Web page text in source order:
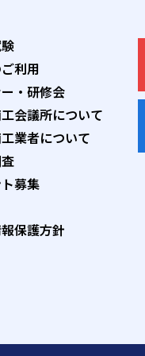
利用
・研修会
会議所について
業者について
募集
保護方針